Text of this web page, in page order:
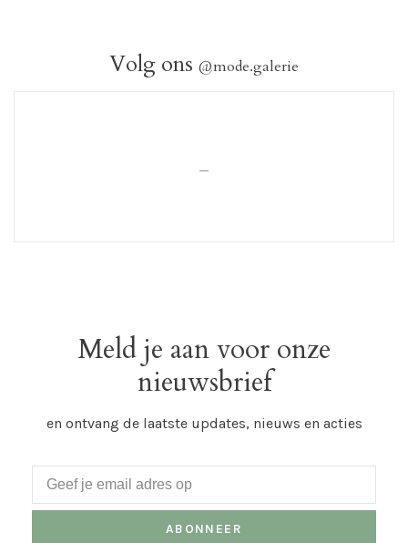
Volg ons @mode.galerie
_
Meld je aan voor onze
nieuwsbrief
en ontvang de laatste updates, nieuws en acties
ABONNEER